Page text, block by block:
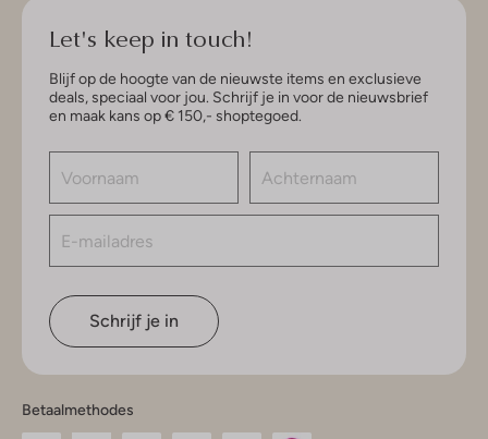
Let's keep in touch!
Blijf op de hoogte van de nieuwste items en exclusieve
deals, speciaal voor jou. Schrijf je in voor de nieuwsbrief
en maak kans op € 150,- shoptegoed.
Schrijf je in
Betaalmethodes